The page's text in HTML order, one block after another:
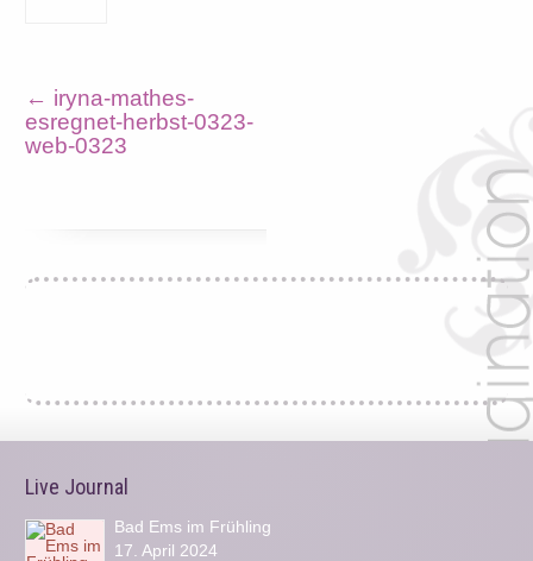
← iryna-mathes-
esregnet-herbst-0323-
web-0323
Live Journal
Bad Ems im Frühling
17. April 2024